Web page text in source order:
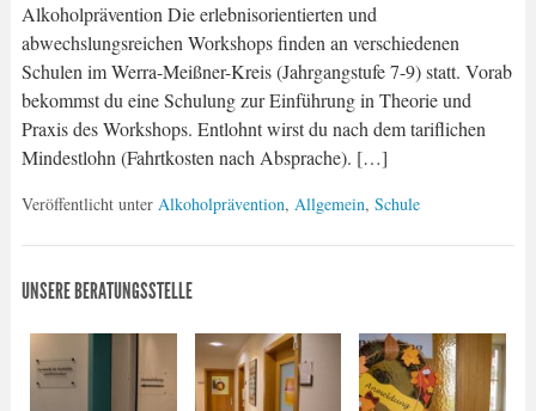
Alkoholprävention Die erlebnisorientierten und
abwechslungsreichen Workshops finden an verschiedenen
Schulen im Werra-Meißner-Kreis (Jahrgangstufe 7-9) statt. Vorab
bekommst du eine Schulung zur Einführung in Theorie und
Praxis des Workshops. Entlohnt wirst du nach dem tariflichen
Mindestlohn (Fahrtkosten nach Absprache). […]
Veröffentlicht unter Alkoholprävention, Allgemein, Schule
UNSERE BERATUNGSSTELLE